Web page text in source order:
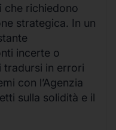
che richiedono
strategica. In un
incerte o
tradursi in errori
con l’Agenzia
sulla solidità e il